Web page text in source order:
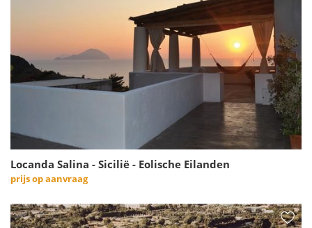
Locanda Salina - Sicilië - Eolische Eilanden
prijs op aanvraag